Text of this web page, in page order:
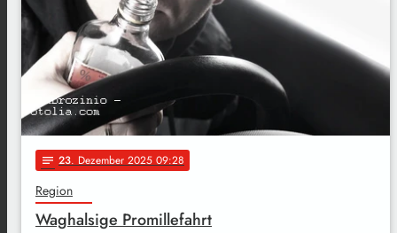
notes 23. Dezember 2025 09:28
Region
Waghalsige Promillefahrt